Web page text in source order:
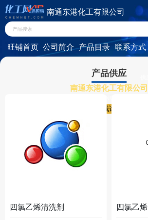
南通东港化工有限公司
旺铺首页 公司简介 产品目录 联系方式
南通东港化工有限公司
在线询盘
产品供应
四氯乙烯清洗剂 四氯乙烯